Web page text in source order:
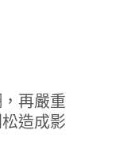
再嚴重
造成影